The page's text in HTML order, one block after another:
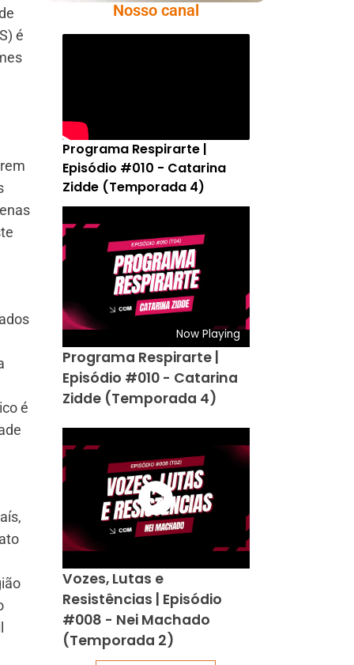
é
é
Nosso canal
Programa Respirarte |
Episódio #010 - Catarina
Zidde (Temporada 4)
Now Playing
Programa Respirarte |
Episódio #010 - Catarina
Zidde (Temporada 4)
Vozes, Lutas e
Resistências | Episódio
#008 - Nei Machado
(Temporada 2)